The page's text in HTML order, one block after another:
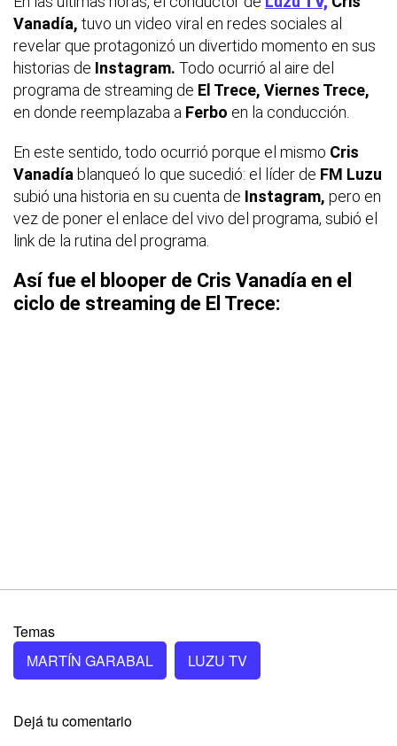
Vanadía, tuvo un video viral en redes sociales al
revelar que protagonizó un divertido momento en sus
historias de Instagram. Todo ocurrió al aire del
programa de streaming de El Trece, Viernes Trece,
en donde reemplazaba a Ferbo en la conducción.
En este sentido, todo ocurrió porque el mismo Cris
Vanadía blanqueó lo que sucedió: el líder de FM Luzu
subió una historia en su cuenta de Instagram, pero en
vez de poner el enlace del vivo del programa, subió el
link de la rutina del programa.
Así fue el blooper de Cris Vanadía en el
ciclo de streaming de El Trece:
Temas
MARTÍN GARABAL
LUZU TV
Dejá tu comentario